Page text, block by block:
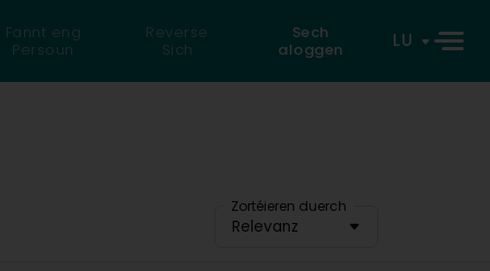
Fannt eng
Persoun
Reverse
Sich
Sech
aloggen
LU
Zortéieren duerch
Relevanz